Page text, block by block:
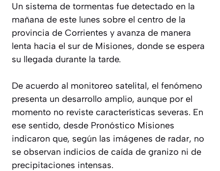
Un sistema de tormentas fue detectado en la
mañana de este lunes sobre el centro de la
provincia de Corrientes y avanza de manera
lenta hacia el sur de Misiones, donde se espera
su llegada durante la tarde.
De acuerdo al monitoreo satelital, el fenómeno
presenta un desarrollo amplio, aunque por el
momento no reviste características severas. En
ese sentido, desde Pronóstico Misiones
indicaron que, según las imágenes de radar, no
se observan indicios de caída de granizo ni de
precipitaciones intensas.